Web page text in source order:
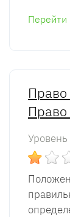
Перейти
Право
Уровень